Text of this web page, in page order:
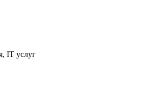
IT услуг